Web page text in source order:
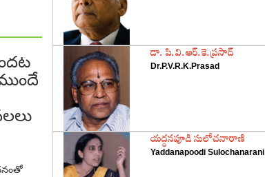
‌డా. పి.వి.ఆర్‌.కె.ప్రసాద్‌
Dr.P.V.R.K.Prasad
‌యద్దనపూడి సులోచనారాణి
Yaddanapoodi Sulochanarani